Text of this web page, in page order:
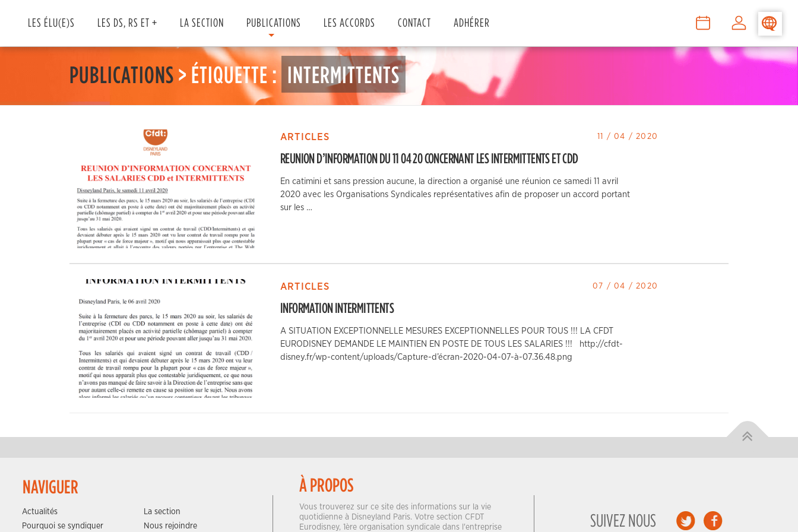
LES ÉLU(E)S LES DS, RS ET + LA SECTION PUBLICATIONS LES ACCORDS CONTACT
ADHÉRER
–
–
PUBLICATIONS > ÉTIQUETTE : INTERMITTENTS
ARTICLES 11 / 04 / 2020
REUNION D’INFORMATION DU 11 04 20 CONCERNANT LES INTERMITTENTS ET CDD
En catimini et sans pression aucune, la direction a organisé une réunion ce samedi 11 avril
2020 avec les Organisations Syndicales représentatives afin de proposer un accord portant
sur les …
ARTICLES 07 / 04 / 2020
INFORMATION INTERMITTENTS
A SITUATION EXCEPTIONNELLE MESURES EXCEPTIONNELLES POUR TOUS !!! LA CFDT
EURODISNEY DEMANDE LE MAINTIEN EN POSTE DE TOUS LES SALARIES !!! http://cfdt-
disney.fr/wp-content/uploads/Capture-d’écran-2020-04-07-à-07.36.48.png
NAVIGUER
Actualités
La section
Pourquoi se syndiquer
Nous rejoindre
À PROPOS
Vous trouverez sur ce site des informations sur la vie
quotidienne à Disneyland Paris. Votre section CFDT
Eurodisney, 1ère organisation syndicale dans l'entreprise
SUIVEZ NOUS